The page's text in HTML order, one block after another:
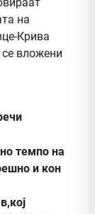
на
Крива
вложени
темпо на
и кон